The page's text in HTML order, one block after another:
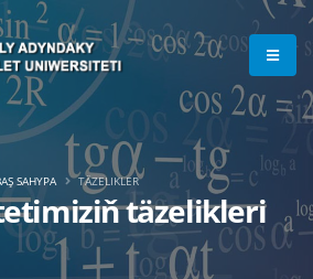
täzelikleri
SAHYPA TÄZELIKLER